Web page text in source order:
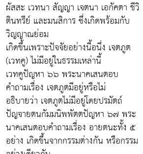
ผัสสะ เวทนา สัญญา เจตนา เอกัคตา ชีวิ
ตินทรีย์ และมนสิการ ซึ่งเกิดพร้อมกับ
วิญญาณย่อม
เกิดขึ้นเพราะปัจจัยอย่างนี้อนึ่ง เจตภูต
(เวทคู) ไม่มีอยู่ในธรรมเหล่านี้
เวทคูปัญหา ๖๖ พระนาคเสนตอบ
คำถามเรื่อง เจตภูตมีอยู่หรือไม่
อธิบายว่า เจตภูตไม่มีอยู่โดยปรมัตถ์
ปัญจายตนกัมมนิพพัตตปัญหา ๖๗ พระ
นาคเสนตอบคำถามเรื่อง อายตนะทั้ง ๕
อย่าง เกิดขึ้นจากกรรมต่างกัน หรือกรรม